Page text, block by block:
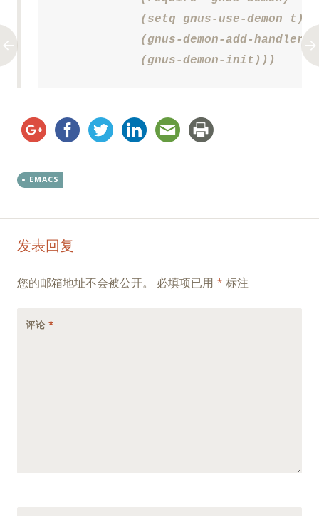
	    (gnus-demon-init)))
EMACS
Post
navigation
发表回复
您的邮箱地址不会被公开。 必填项已用 * 标注
评论 *